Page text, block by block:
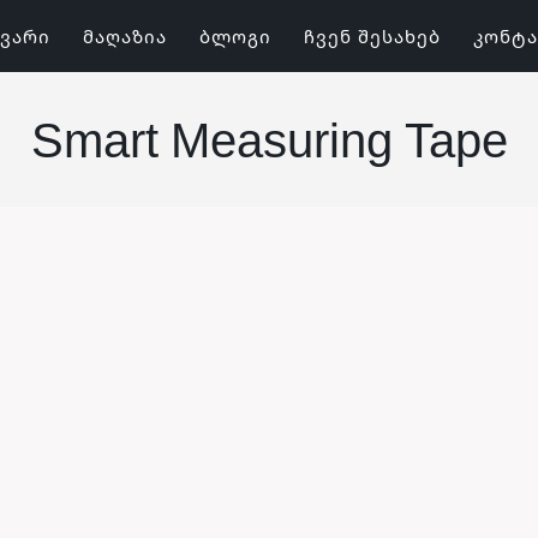
ᲛᲐᲦᲐᲖᲘᲐ ᲑᲚᲝᲒᲘ ᲩᲕᲔᲜ ᲨᲔᲡᲐᲮᲔᲑ
Smart Measuring Tape